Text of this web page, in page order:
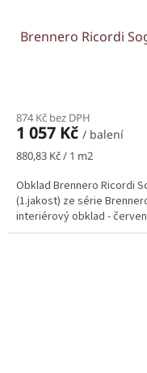
Brennero Ricordi
874 Kč bez DPH
1 057 Kč / balení
Měrná
880,83 Kč / 1 m2
Obklad Brennero Ricordi
(1.jakost) ze série
interiérový obklad -